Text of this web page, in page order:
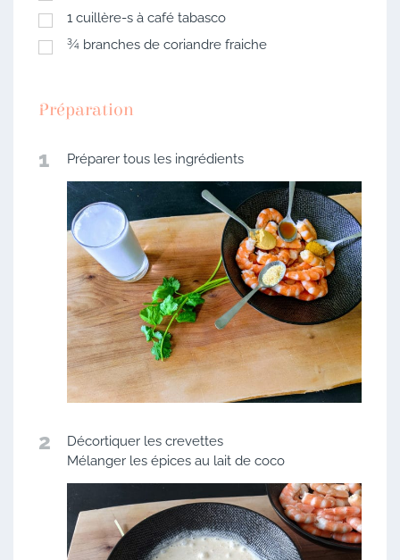
1 cuillère-s à café tabasco
¾ branches de coriandre fraiche
Préparation
1 Préparer tous les ingrédients
2
Décortiquer les crevettes
Mélanger les épices au lait de coco